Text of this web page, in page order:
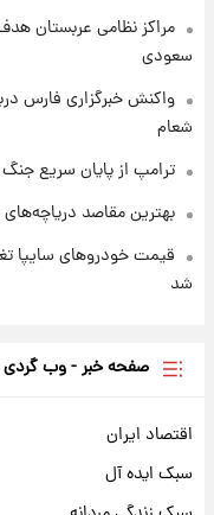
مراکز نظامی عربستان
سعودی
واکنش خبرگزاری فارس
شعام
ترامپ از پایان سریع جنگ
بهترین مقاصد
شد
صفحه خبر - وب گردی
اقتصاد ایران
سبک ایده آل